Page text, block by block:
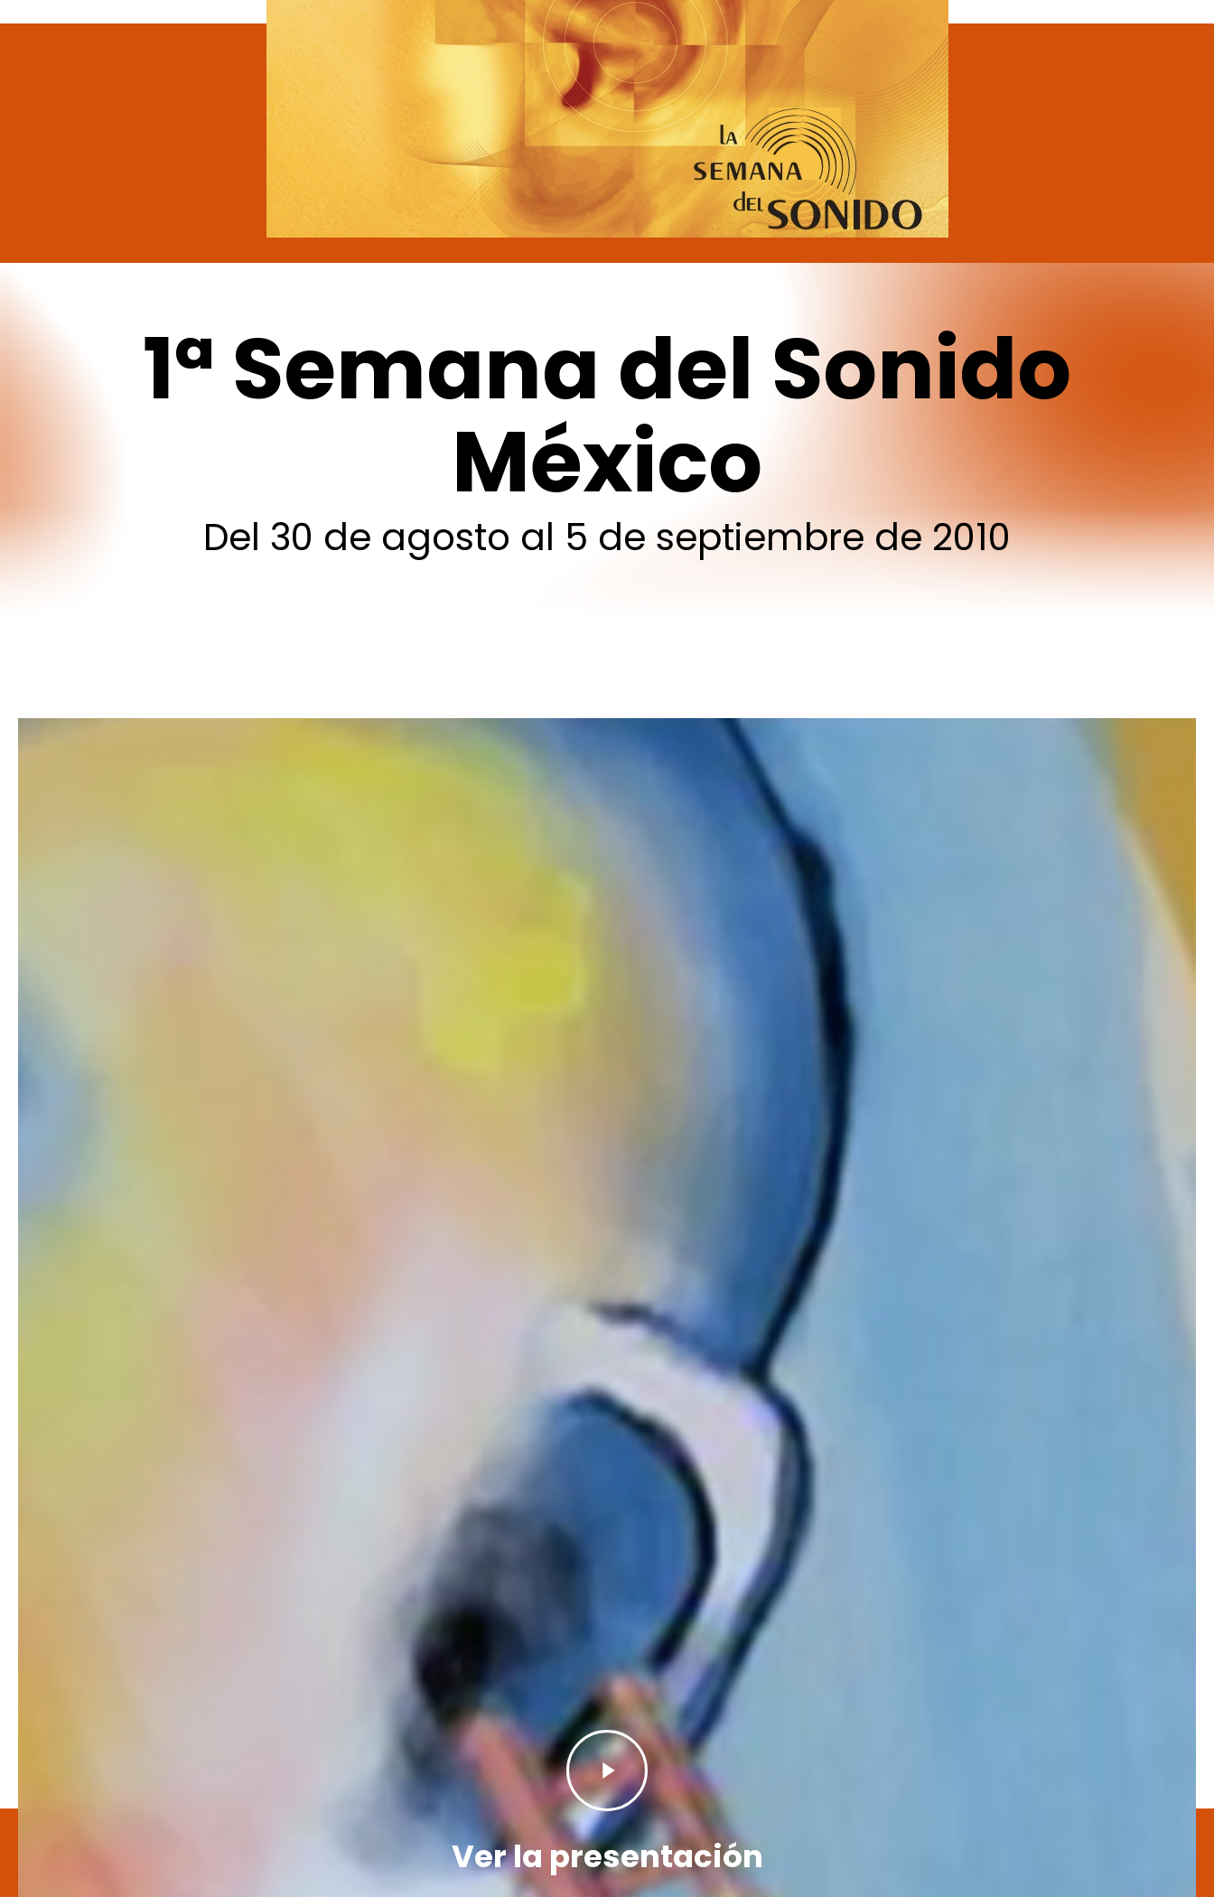
Pulsa intro para buscar o ESC para cerrar
1ª Semana del Sonido
México
Del 30 de agosto al 5 de septiembre de2010
Play
Video
Ver la presentación